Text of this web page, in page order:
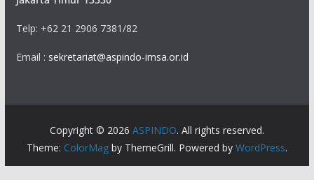
Telp: +62 21 2906 7381/82
Email : sekretariat@aspindo-imsa.or.id
Copyright © 2026 ASPINDO. All rights reserved.
Theme: ColorMagby ThemeGrill. Powered by WordPress.